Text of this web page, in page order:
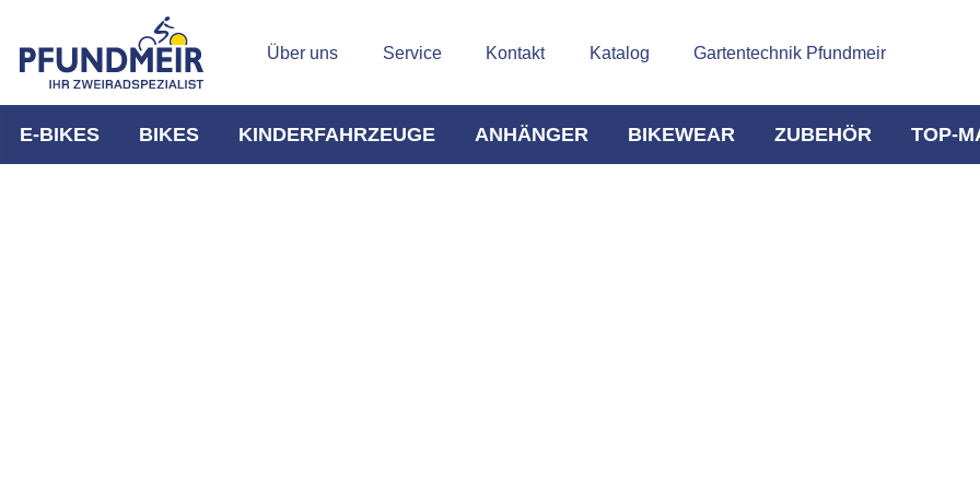
Über uns Service Kontakt Katalog Gartentechnik Pfundmeir
E-BIKES BIKES KINDERFAHRZEUGE ANHÄNGER BIKEWEAR ZUBEHÖR TOP-